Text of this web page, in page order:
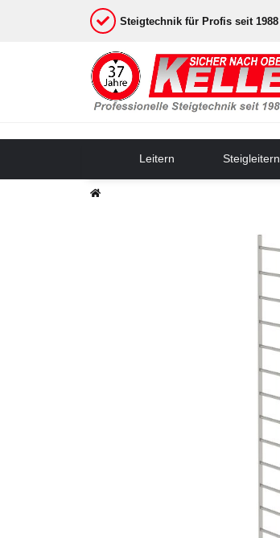
Steigtechnik für Profis seit 1988
Leitern Steigleitern